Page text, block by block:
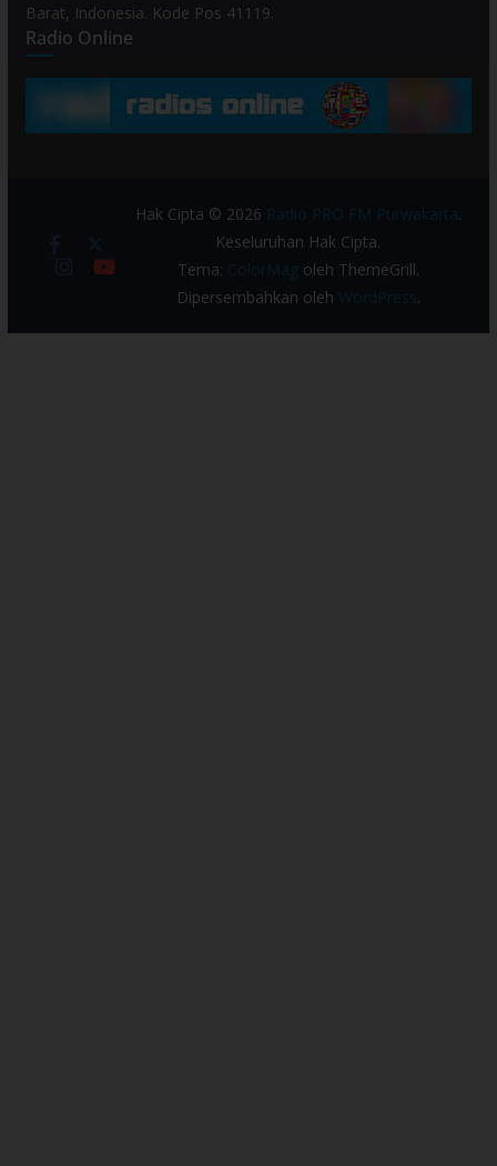
Barat, Indonesia. Kode Pos 41119.
Radio Online
Hak Cipta © 2026 Radio PRO FM Purwakarta.
Keseluruhan Hak Cipta.
Tema: ColorMagoleh ThemeGrill.
Dipersembahkan oleh WordPress .